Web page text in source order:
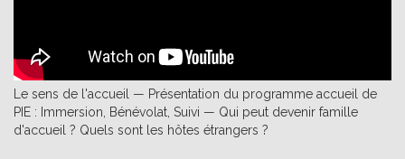
Le sens de l'accueil — Présentation du programme accueil de
PIE : Immersion, Bénévolat, Suivi — Qui peut devenir famille
d'accueil ? Quels sont les hôtes étrangers ?